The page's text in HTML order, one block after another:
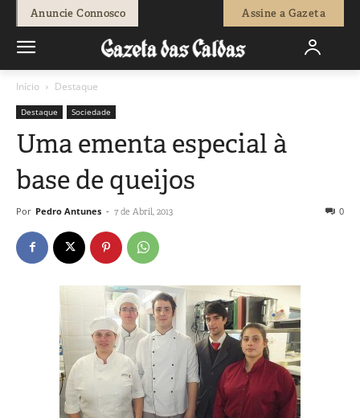
Anuncie Connosco Assine a Gazeta
Início Destaque
Destaque Sociedade
Uma ementa especial à
base de queijos
Por Pedro Antunes - 7 de Abril, 2013 0